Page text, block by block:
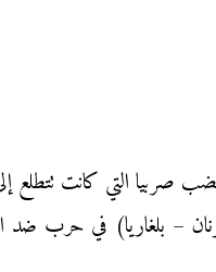
صربيا التي كانت تتطلع
– بلغاريا) في حرب ضد